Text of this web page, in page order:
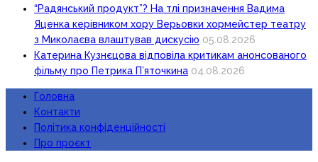
“Радянський продукт”? На тлі призначення Вадима
Яценка керівником хору Верьовки хормейстер театру
з Миколаєва влаштував дискусію 05.08.2026
Катерина Кузнєцова відповіла критикам анонсованого
фільму про Петрика П’яточкина 04.08.2026
Головна
Контакти
Політика конфіденційності
Про проєкт